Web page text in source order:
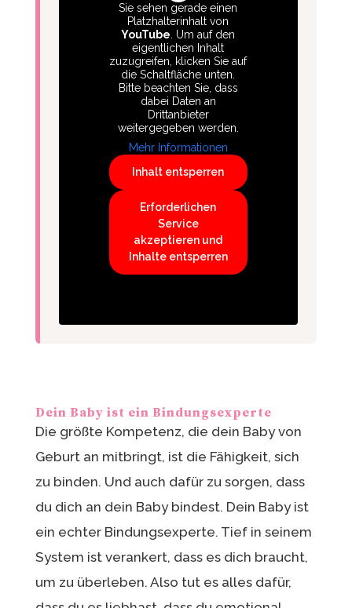
Sie sehen gerade einen
Platzhalterinhalt von
YouTube . Um auf den
eigentlichen Inhalt
zuzugreifen, klicken Sie auf
die Schaltfläche unten.
Bitte beachten Sie, dass
dabei Daten an
Drittanbieter
weitergegeben werden.
Mehr Informationen
Inhalt entsperren
Erforderlichen
Service
akzeptieren und
Inhalte entsperren
Dein Baby ist ein Bindungsexperte
Die größte Kompetenz, die dein Baby von
Geburt an mitbringt, ist die Fähigkeit, sich
zu binden. Und auch dafür zu sorgen, dass
du dich an dein Baby bindest. Dein Baby ist
ein echter Bindungsexperte. Tief in seinem
System ist verankert, dass es dich braucht,
um zu überleben. Also tut es alles dafür,